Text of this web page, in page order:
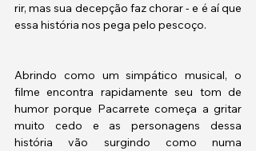
rir, mas sua decepção faz chorar - e é aí que
essa história nos pega pelo pescoço.
Abrindo como um simpático musical, o
filme encontra rapidamente seu tom de
humor porque Pacarrete começa a gritar
muito cedo e as personagens dessa
história vão surgindo como numa